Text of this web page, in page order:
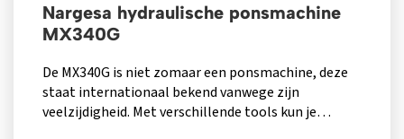
Nargesa hydraulische ponsmachine
MX340G
De MX340G is niet zomaar een ponsmachine, deze
staat internationaal bekend vanwege zijn
veelzijdigheid. Met verschillende tools kun je